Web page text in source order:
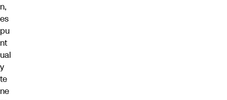
n,
es
pu
nt
ual
y
te
ne